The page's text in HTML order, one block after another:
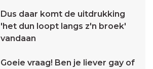
Dus daar komt de uitdrukking
'het dun loopt langs z'n broek'
vandaan
Goeie vraag! Ben je liever gay of